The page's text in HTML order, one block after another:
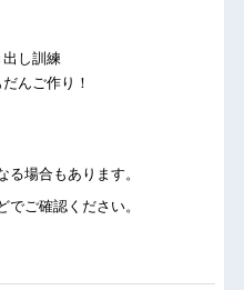
し訓練
んご作り！
場合もあります。
ご確認ください。